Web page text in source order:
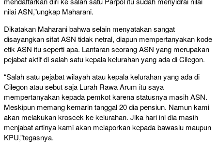
nilai ASN,”ungkap Maharani.
Dikatakan Maharani bahwa selain menyatakan sangat
disayangkan sifat ASN tidak netral, diapun mempertanyakan kode
etik ASN itu seperti apa. Lantaran seorang ASN yang merupakan
pejabat aktif di salah satu kepala kelurahan yang ada di Cilegon.
“Salah satu pejabat wilayah atau kepala kelurahan yang ada di
Cilegon atau sebut saja Lurah Rawa Arum itu saya
mempertanyakan kepada pemkot karena statusnya masih ASN.
Meskipun memang kemarin tanggal 20 dia pensiun. Namun kami
akan melakukan kroscek ke kelurahan. Jika hari ini dia masih
menjabat artinya kami akan melaporkan kepada bawaslu maupun
KPU,”tegasnya.